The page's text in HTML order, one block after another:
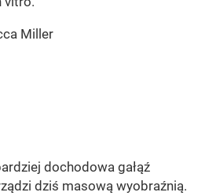
Miller
dochodowa gałąź
dziś masową wyobraźnią.